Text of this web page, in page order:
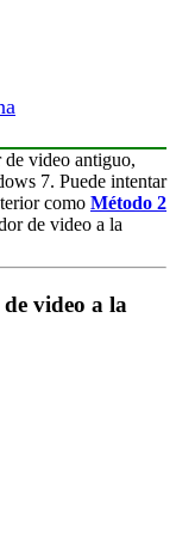
de video antiguo,
7. Puede intentar
como Método 2
de video a la
video a la